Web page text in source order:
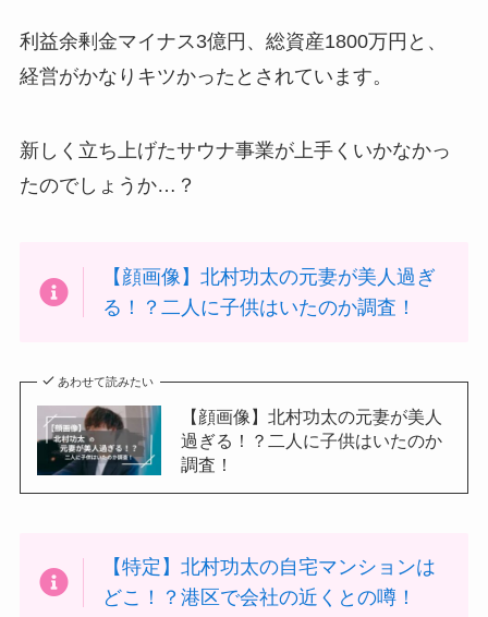
利益余剰金マイナス3億円、総資産1800万円と、
経営がかなりキツかったとされています。
新しく立ち上げたサウナ事業が上手くいかなかっ
たのでしょうか…？
【顔画像】北村功太の元妻が美人過ぎ
る！？二人に子供はいたのか調査！
あわせて読みたい
【顔画像】北村功太の元妻が美人
過ぎる！？二人に子供はいたのか
調査！
【特定】北村功太の自宅マンションは
どこ！？港区で会社の近くとの噂！